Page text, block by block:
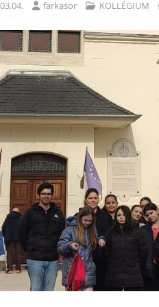
farkasor KOLLÉGIUM